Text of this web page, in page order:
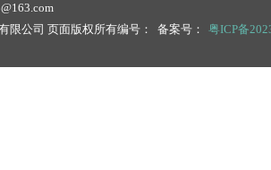
限公司 页面版权所有编号： 备案号：
粤ICP备